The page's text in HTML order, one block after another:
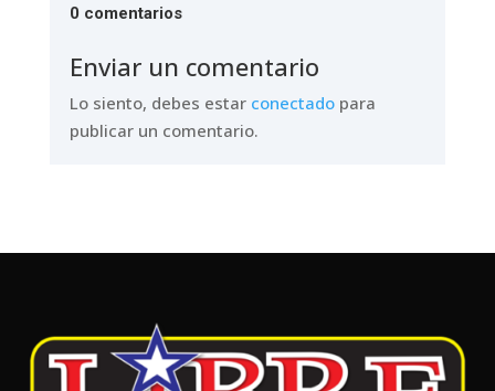
0 comentarios
Enviar un comentario
Lo siento, debes estar conectadopara
publicar un comentario.